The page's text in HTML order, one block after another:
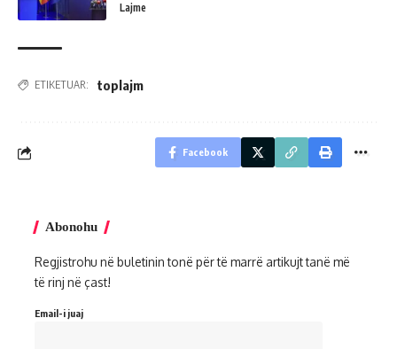
Lajme
ETIKETUAR: toplajm
Facebook
Abonohu
Regjistrohu në buletinin tonë për të marrë artikujt tanë më
të rinj në çast!
Email-i juaj